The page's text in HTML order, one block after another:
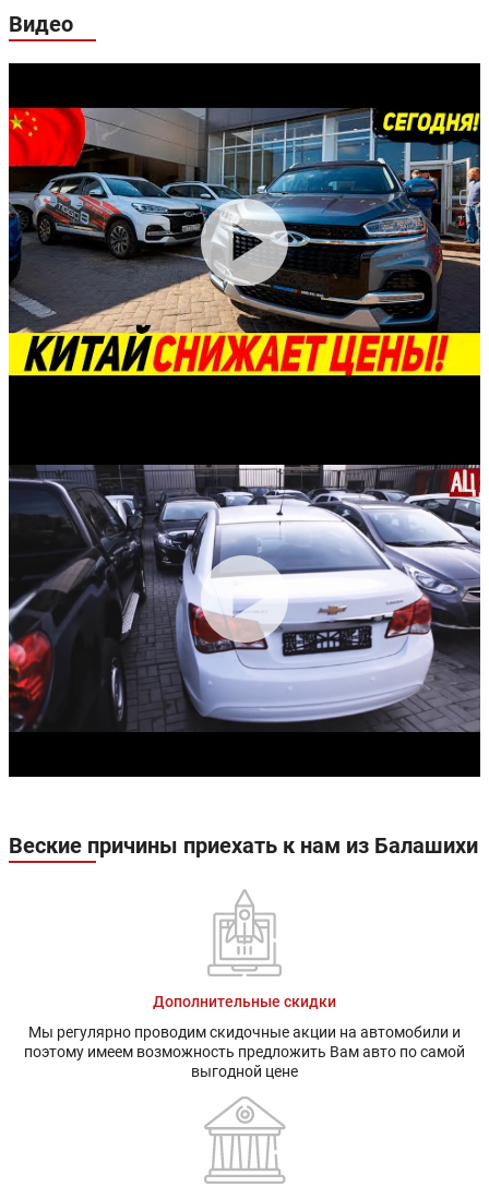
Видео
Веские причины приехать к нам из Балашихи
Дополнительные скидки
Мы регулярно проводим скидочные акции на автомобили и
поэтому имеем возможность предложить Вам авто по самой
выгодной цене